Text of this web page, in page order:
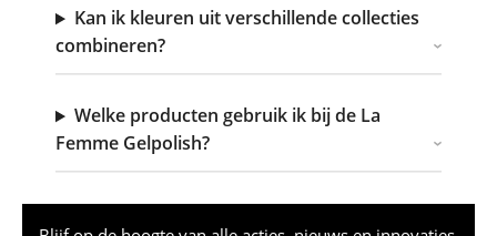
Kan ik kleuren uit verschillende collecties
combineren?
Welke producten gebruik ik bij de La
Femme Gelpolish?